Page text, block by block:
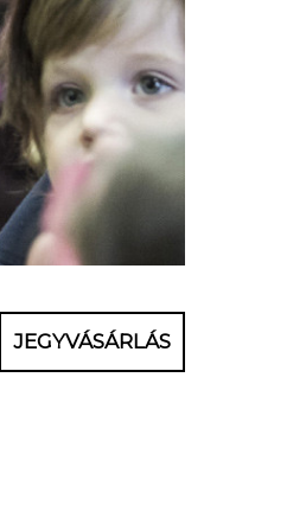
JEGYVÁSÁRLÁS